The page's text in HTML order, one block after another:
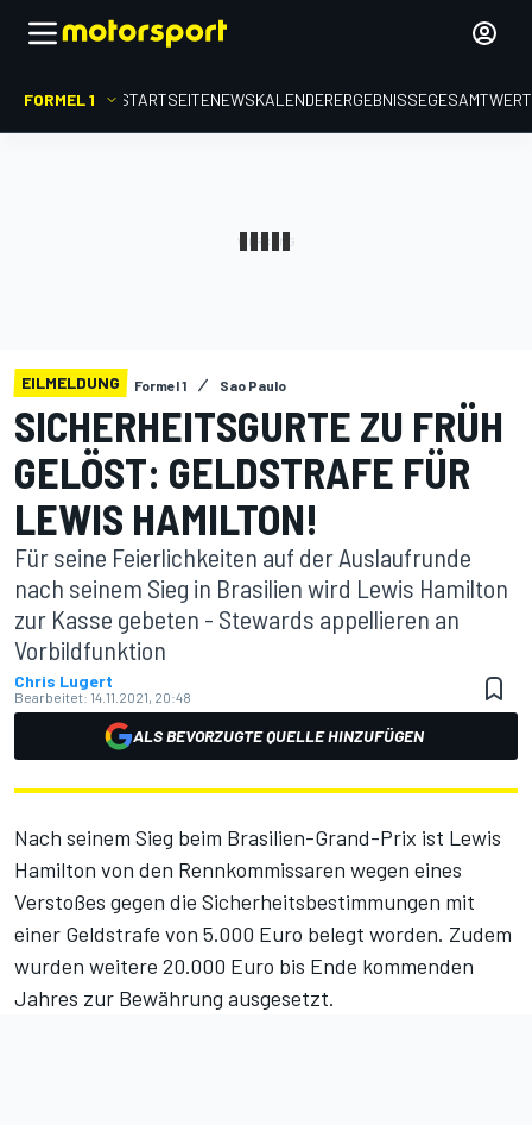
FORMEL 1 STARTSEITENEWSKALENDERERGEBNISSE
EILMELDUNG Formel 1 Sao Paulo
SICHERHEITSGURTE ZU FRÜH
GELÖST: GELDSTRAFE FÜR
LEWIS HAMILTON!
Für seine Feierlichkeiten auf der Auslaufrunde
nach seinem Sieg in Brasilien wird Lewis Hamilton
zur Kasse gebeten - Stewards appellieren an
Vorbildfunktion
Chris Lugert
Bearbeitet: 14.11.2021, 20:48
ALS BEVORZUGTE QUELLE HINZUFÜGEN
Nach seinem Sieg beim Brasilien-Grand-Prix ist Lewis
Hamilton von den Rennkommissaren wegen eines
Verstoßes gegen die Sicherheitsbestimmungen mit
einer Geldstrafe von 5.000 Euro belegt worden. Zudem
wurden weitere 20.000 Euro bis Ende kommenden
Jahres zur Bewährung ausgesetzt.